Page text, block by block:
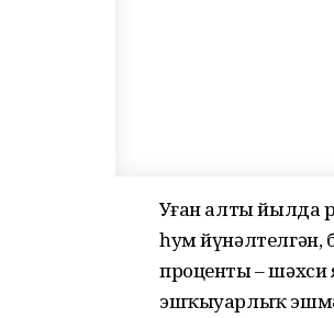
Уҙған алты йылда
һум йүнәлтелгән,
проценты – шәхси
эшҡыуарлыҡ